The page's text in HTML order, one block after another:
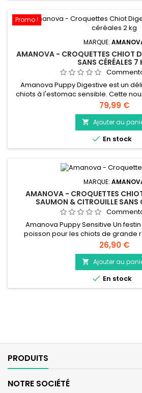
Promo !
MARQUE:
AMANOVA - CROQUETTES CHIOT
SANS CÉRÉALES 7
Amanova Puppy Digestive est un
chiots à l'estomac sensible. Cette
qualité supérieure est faible en
fabriquée uniquement à partir du
savoureux. Créée dans notre
nutritive et 100 % naturelle
Prix
79,99 €
 Ajouter au
 En stock
MARQUE:
AMANOVA - CROQUETTES
SAUMON & CITROUILLE SANS
Amanova Puppy Sensitive Un
poisson pour les chiots de grande
l'estomac sensibles, cette nourriture
supérieure est hypoallergénique,
céréales et fabriquée uniquement à
frais et le plus savoureux. Créée
cette recette...
Prix
26,90 €
 Ajouter au
 En stock
PRODUITS
NOTRE SOCIÉTÉ